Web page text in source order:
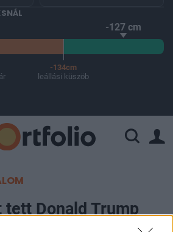
-127 cm
-134cm
leállási küszöb
Donald Trump